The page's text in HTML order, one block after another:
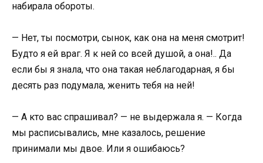
набирала обороты.
— Нет, ты посмотри, сынок, как она на меня смотрит!
Будто я ей враг. Я к ней со всей душой, а она!.. Да
если бы я знала, что она такая неблагодарная, я бы
десять раз подумала, женить тебя на ней!
— А кто вас спрашивал? — не выдержала я. — Когда
мы расписывались, мне казалось, решение
принимали мы двое. Или я ошибаюсь?